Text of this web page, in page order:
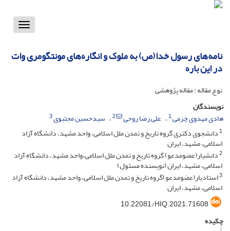
Toggle
نامه‌های رسول خدا(ص) به ملوک و انگاره‌های مونتگومری وات
در این باره
نوع مقاله : مقاله پژوهشی
نویسندگان
هادی مهدوی چَرَمی1 علی رضا روحی 2 سیدحسین مجتبوی3
1دانشجوی دکتری گروه تاریخ و تمدن ملل اسلامی، واحد مشهد، دانشگاه آزاد
اسلامی، مشهد، ایران
2دانشیار(عضومدعو) گروه تاریخ و تمدن ملل اسلامی،واحد مشهد، دانشگاه آزاد
اسلامی، مشهد، ایران (نویسنده مسئول)
3استادیار(عضومدعو)گروه تاریخ و تمدن ملل اسلامی، واحد مشهد، دانشگاه آزاد
اسلامی، مشهد، ایران
10.22081/HIQ.2021.71608
چکیده